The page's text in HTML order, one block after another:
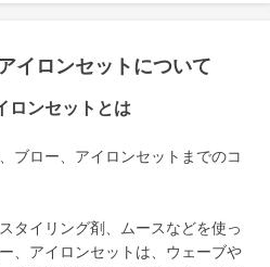
イロンセットについて
ロンセットとは
ブロー、アイロンセットまでのコ
タイリング剤、ムースなどを使っ
、アイロンセットは、ウェーブや